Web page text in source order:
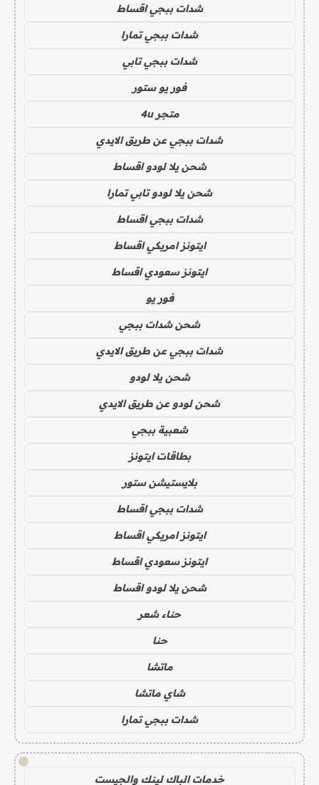
شدات ببجي اقساط
شدات ببجي تمارا
شدات ببجي تابي
فور يو ستور
متجر 4u
شدات ببجي عن طريق الايدي
شحن يلا لودو اقساط
شحن يلا لودو تابي تمارا
شدات ببجي اقساط
ايتونز امريكي اقساط
ايتونز سعودي اقساط
فور يو
شحن شدات ببجي
شدات ببجي عن طريق الايدي
شحن يلا لودو
شحن لودو عن طريق الايدي
شعبية ببجي
بطاقات ايتونز
بلايستيشن ستور
شدات ببجي اقساط
ايتونز امريكي اقساط
ايتونز سعودي اقساط
شحن يلا لودو اقساط
حناء شعر
حنا
ماتشا
شاي ماتشا
شدات ببجي تمارا
!
خدمات الباك لينك والجيست